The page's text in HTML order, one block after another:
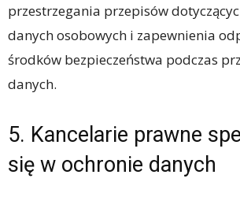
przestrzegania przepisów
danych osobowych i zapewnienia
środków bezpieczeństwa podczas
danych.
5. Kancelarie prawne
się w ochronie danych